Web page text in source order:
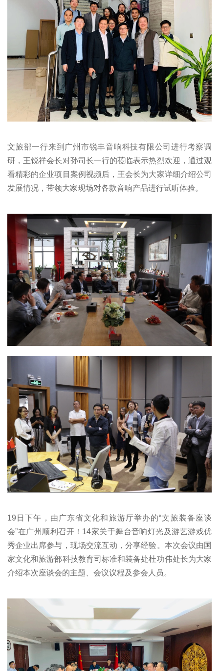
文旅部一行来到广州市锐丰音响科技有限公司进行考察调
研，王锐祥会长对孙司长一行的莅临表示热烈欢迎，通过观
看精彩的企业项目案例视频后，王会长为大家详细介绍公司
发展情况，带领大家现场对各款音响产品进行试听体验。
19日下午，由广东省文化和旅游厅举办的“文旅装备座谈
会”在广州顺利召开！14家关于舞台音响灯光及游艺游戏优
秀企业出席参与，现场交流互动，分享经验。本次会议由国
家文化和旅游部科技教育司标准和装备处杜功伟处长为大家
介绍本次座谈会的主题、会议议程及参会人员。